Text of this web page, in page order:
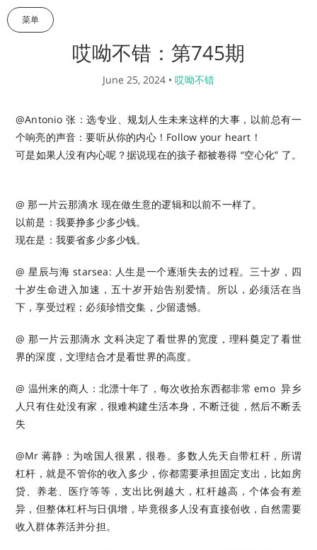
菜单
哎呦不错：第745期
June 25, 2024 • 哎呦不错
@Antonio 张：选专业、规划人生未来这样的大事，以前总有一
个响亮的声音：要听从你的内心！Follow your heart！
可是如果人没有内心呢？据说现在的孩子都被卷得 “空心化” 了。
@ 那一片云那滴水 现在做生意的逻辑和以前不一样了。
以前是：我要挣多少多少钱。
现在是：我要省多少多少钱。
@ 星辰与海 starsea: 人生是一个逐渐失去的过程。三十岁，四
十岁生命进入加速，五十岁开始告别爱情。所以，必须活在当
下，享受过程；必须珍惜交集，少留遗憾。 ​​​
@ 那一片云那滴水 文科决定了看世界的宽度，理科奠定了看世
界的深度，文理结合才是看世界的高度。 ​​​
@ 温州来的商人：北漂十年了，每次收拾东西都非常 emo ​​​ 异乡
人只有住处没有家，很难构建生活本身，不断迁徙，然后不断丢
失
@Mr 蒋静：为啥国人很累，很卷。多数人先天自带杠杆，所谓
杠杆，就是不管你的收入多少，你都需要承担固定支出，比如房
贷、养老、医疗等等，支出比例越大，杠杆越高，个体会有差
异，但整体杠杆与日俱增，毕竟很多人没有直接创收，自然需要
收入群体养活并分担。 ​​​